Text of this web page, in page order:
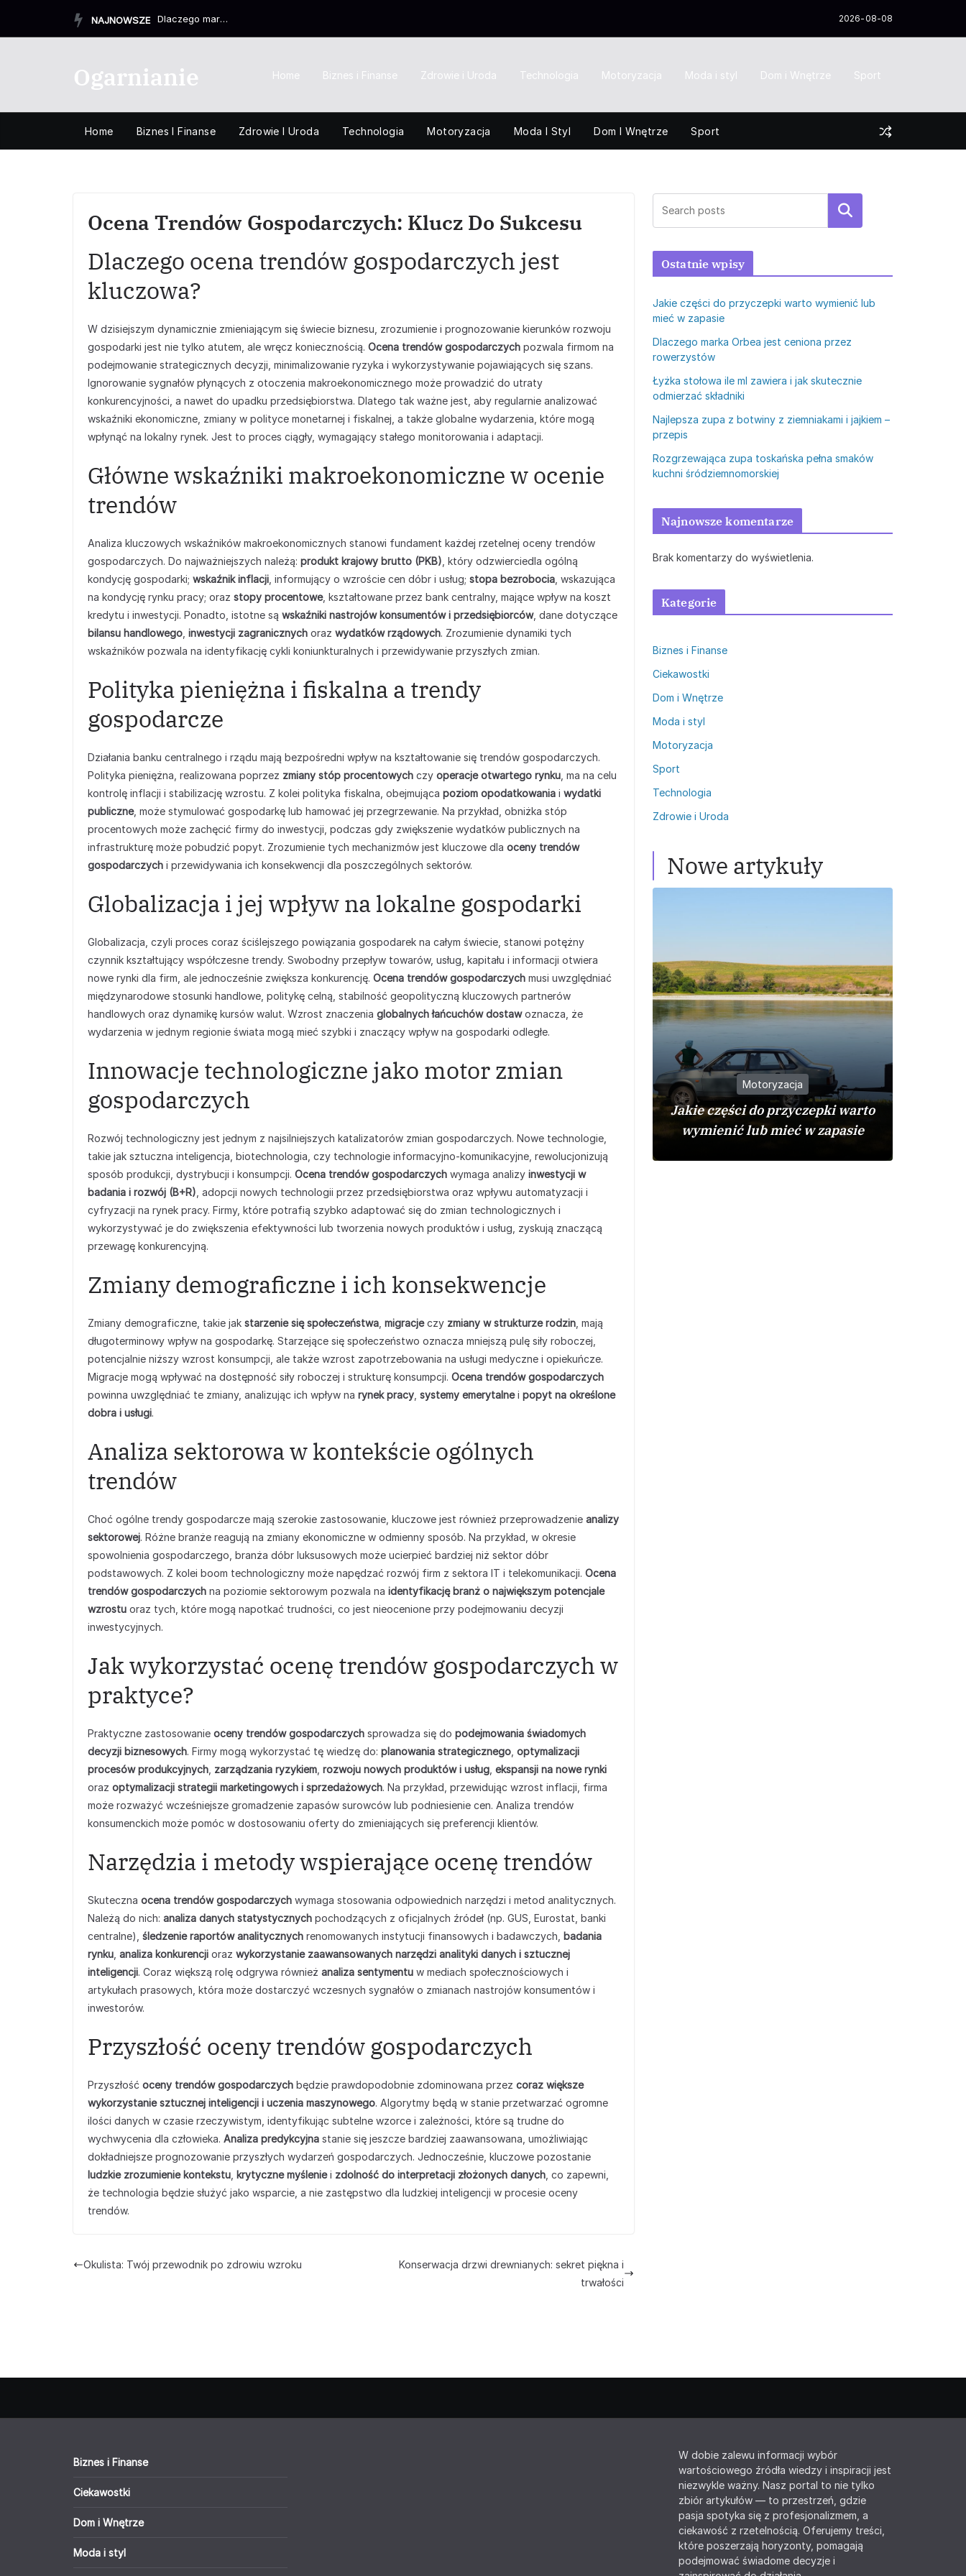
NAJNOWSZE Dlaczego marka Orbea jest ceniona przez rowerzystów 2026-08-08
Ogarnianie Home Biznes i Finanse Zdrowie i Uroda Technologia Motoryzacja Moda i styl Dom i Wnętrze Sport
Home Biznes I Finanse Zdrowie I Uroda Technologia Motoryzacja Moda I Styl Dom I Wnętrze Sport
Ocena Trendów Gospodarczych: Klucz Do Sukcesu
Dlaczego ocena trendów gospodarczych jest
kluczowa?
W dzisiejszym dynamicznie zmieniającym się świecie biznesu, zrozumienie i prognozowanie kierunków rozwoju
gospodarki jest nie tylko atutem, ale wręcz koniecznością. Ocena trendów gospodarczych pozwala firmom na
podejmowanie strategicznych decyzji, minimalizowanie ryzyka i wykorzystywanie pojawiających się szans.
Ignorowanie sygnałów płynących z otoczenia makroekonomicznego może prowadzić do utraty
konkurencyjności, a nawet do upadku przedsiębiorstwa. Dlatego tak ważne jest, aby regularnie analizować
wskaźniki ekonomiczne, zmiany w polityce monetarnej i fiskalnej, a także globalne wydarzenia, które mogą
wpłynąć na lokalny rynek. Jest to proces ciągły, wymagający stałego monitorowania i adaptacji.
Główne wskaźniki makroekonomiczne w ocenie
trendów
Analiza kluczowych wskaźników makroekonomicznych stanowi fundament każdej rzetelnej oceny trendów
gospodarczych. Do najważniejszych należą: produkt krajowy brutto (PKB) , który odzwierciedla ogólną
kondycję gospodarki; wskaźnik inflacji , informujący o wzroście cen dóbr i usług; stopa bezrobocia , wskazująca
na kondycję rynku pracy; oraz stopy procentowe, kształtowane przez bank centralny, mające wpływ na koszt
kredytu i inwestycji. Ponadto, istotne są wskaźniki nastrojów konsumentów i przedsiębiorców, dane dotyczące
bilansu handlowego inwestycji zagranicznych oraz wydatków rządowych. Zrozumienie dynamiki tych
wskaźników pozwala na identyfikację cykli koniunkturalnych i przewidywanie przyszłych zmian.
Polityka pieniężna i fiskalna a trendy
gospodarcze
Działania banku centralnego i rządu mają bezpośredni wpływ na kształtowanie się trendów gospodarczych.
Polityka pieniężna, realizowana poprzez zmiany stóp procentowych czy operacje otwartego rynku , ma na celu
kontrolę inflacji i stabilizację wzrostu. Z kolei polityka fiskalna, obejmująca poziom opodatkowania i wydatki
publiczne, może stymulować gospodarkę lub hamować jej przegrzewanie. Na przykład, obniżka stóp
procentowych może zachęcić firmy do inwestycji, podczas gdy zwiększenie wydatków publicznych na
infrastrukturę może pobudzić popyt. Zrozumienie tych mechanizmów jest kluczowe dla oceny trendów
gospodarczych i przewidywania ich konsekwencji dla poszczególnych sektorów.
Globalizacja i jej wpływ na lokalne gospodarki
Globalizacja, czyli proces coraz ściślejszego powiązania gospodarek na całym świecie, stanowi potężny
czynnik kształtujący współczesne trendy. Swobodny przepływ towarów, usług, kapitału i informacji otwiera
nowe rynki dla firm, ale jednocześnie zwiększa konkurencję. Ocena trendów gospodarczych musi uwzględniać
międzynarodowe stosunki handlowe, politykę celną, stabilność geopolityczną kluczowych partnerów
handlowych oraz dynamikę kursów walut. Wzrost znaczenia globalnych łańcuchów dostawoznacza, że
wydarzenia w jednym regionie świata mogą mieć szybki i znaczący wpływ na gospodarki odległe.
Innowacje technologiczne jako motor zmian
gospodarczych
Rozwój technologiczny jest jednym z najsilniejszych katalizatorów zmian gospodarczych. Nowe technologie,
takie jak sztuczna inteligencja, biotechnologia, czy technologie informacyjno-komunikacyjne, rewolucjonizują
sposób produkcji, dystrybucji i konsumpcji. Ocena trendów gospodarczych wymaga analizy inwestycji w
badania i rozwój (B+R) , adopcji nowych technologii przez przedsiębiorstwa oraz wpływu automatyzacji i
cyfryzacji na rynek pracy. Firmy, które potrafią szybko adaptować się do zmian technologicznych i
wykorzystywać je do zwiększenia efektywności lub tworzenia nowych produktów i usług, zyskują znaczącą
przewagę konkurencyjną.
Zmiany demograficzne i ich konsekwencje
Zmiany demograficzne, takie jak starzenie się społeczeństwa migracjeczy zmiany w strukturze rodzin , mają
długoterminowy wpływ na gospodarkę. Starzejące się społeczeństwo oznacza mniejszą pulę siły roboczej,
potencjalnie niższy wzrost konsumpcji, ale także wzrost zapotrzebowania na usługi medyczne i opiekuńcze.
Migracje mogą wpływać na dostępność siły roboczej i strukturę konsumpcji. Ocena trendów gospodarczych
powinna uwzględniać te zmiany, analizując ich wpływ na rynek pracy systemy emerytalnei popyt na określone
dobra i usługi.
Analiza sektorowa w kontekście ogólnych
trendów
Choć ogólne trendy gospodarcze mają szerokie zastosowanie, kluczowe jest również przeprowadzenie analizy
sektorowej. Różne branże reagują na zmiany ekonomiczne w odmienny sposób. Na przykład, w okresie
spowolnienia gospodarczego, branża dóbr luksusowych może ucierpieć bardziej niż sektor dóbr
podstawowych. Z kolei boom technologiczny może napędzać rozwój firm z sektora IT i telekomunikacji. Ocena
trendów gospodarczych na poziomie sektorowym pozwala na identyfikację branż o największym potencjale
wzrostu oraz tych, które mogą napotkać trudności, co jest nieocenione przy podejmowaniu decyzji
inwestycyjnych.
Jak wykorzystać ocenę trendów gospodarczych w
praktyce?
Praktyczne zastosowanie oceny trendów gospodarczych sprowadza się do podejmowania świadomych
decyzji biznesowych. Firmy mogą wykorzystać tę wiedzę do: planowania strategicznego optymalizacji
procesów produkcyjnych zarządzania ryzykiem rozwoju nowych produktów i usług ekspansji na nowe rynki
oraz optymalizacji strategii marketingowych i sprzedażowych. Na przykład, przewidując wzrost inflacji, firma
może rozważyć wcześniejsze gromadzenie zapasów surowców lub podniesienie cen. Analiza trendów
konsumenckich może pomóc w dostosowaniu oferty do zmieniających się preferencji klientów.
Narzędzia i metody wspierające ocenę trendów
Skuteczna ocena trendów gospodarczych wymaga stosowania odpowiednich narzędzi i metod analitycznych.
Należą do nich: analiza danych statystycznych pochodzących z oficjalnych źródeł (np. GUS, Eurostat, banki
centralne), śledzenie raportów analitycznych renomowanych instytucji finansowych i badawczych, badania
rynku analiza konkurencji oraz wykorzystanie zaawansowanych narzędzi analityki danych i sztucznej
inteligencji. Coraz większą rolę odgrywa również analiza sentymentu w mediach społecznościowych i
artykułach prasowych, która może dostarczyć wczesnych sygnałów o zmianach nastrojów konsumentów i
inwestorów.
Przyszłość oceny trendów gospodarczych
Przyszłość oceny trendów gospodarczych będzie prawdopodobnie zdominowana przez coraz większe
wykorzystanie sztucznej inteligencji i uczenia maszynowego. Algorytmy będą w stanie przetwarzać ogromne
ilości danych w czasie rzeczywistym, identyfikując subtelne wzorce i zależności, które są trudne do
wychwycenia dla człowieka. Analiza predykcyjna stanie się jeszcze bardziej zaawansowana, umożliwiając
dokładniejsze prognozowanie przyszłych wydarzeń gospodarczych. Jednocześnie, kluczowe pozostanie
ludzkie zrozumienie kontekstu krytyczne myśleniei zdolność do interpretacji złożonych danych , co zapewni,
że technologia będzie służyć jako wsparcie, a nie zastępstwo dla ludzkiej inteligencji w procesie oceny
trendów.
Okulista: Twój przewodnik po zdrowiu wzroku
Konserwacja drzwi drewnianych: sekret piękna i
trwałości
Szukaj
Ostatnie wpisy
Jakie części do przyczepki warto wymienić lub
mieć w zapasie
Dlaczego marka Orbea jest ceniona przez
rowerzystów
Łyżka stołowa ile ml zawiera i jak skutecznie
odmierzać składniki
Najlepsza zupa z botwiny z ziemniakami i jajkiem –
przepis
Rozgrzewająca zupa toskańska pełna smaków
kuchni śródziemnomorskiej
Najnowsze komentarze
Brak komentarzy do wyświetlenia.
Kategorie
Biznes i Finanse
Ciekawostki
Dom i Wnętrze
Moda i styl
Motoryzacja
Sport
Technologia
Zdrowie i Uroda
Nowe artykuły
Motoryzacja
Jakie części do przyczepki warto
wymienić lub mieć w zapasie
Biznes i Finanse
Ciekawostki
Dom i Wnętrze
Moda i styl
W dobie zalewu informacji wybór
wartościowego źródła wiedzy i inspiracji jest
niezwykle ważny. Nasz portal to nie tylko
zbiór artykułów — to przestrzeń, gdzie
pasja spotyka się z profesjonalizmem, a
ciekawość z rzetelnością. Oferujemy treści,
które poszerzają horyzonty, pomagają
podejmować świadome decyzje i